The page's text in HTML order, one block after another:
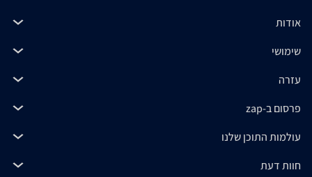
אודות
שימושי
עזרה
פרסום ב-zap
עולמות התוכן שלנו
חוות דעת